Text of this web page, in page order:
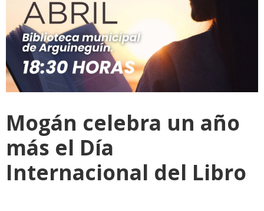
Mogán celebra un año
más el Día
Internacional del Libro